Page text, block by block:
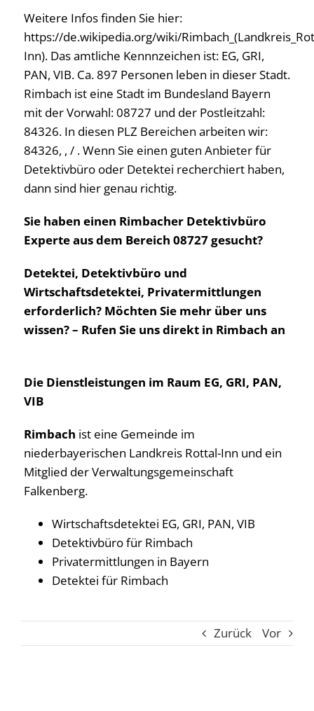
Weitere Infos finden Sie hier:
https://de.wikipedia.org/wiki/
Inn). Das amtliche Kennnzeichen ist: EG, GRI,
PAN, VIB. Ca. 897 Personen leben in dieser Stadt.
Rimbach ist eine Stadt im Bundesland Bayern
mit der Vorwahl: 08727 und der Postleitzahl:
84326. In diesen PLZ Bereichen arbeiten wir:
84326, , / . Wenn Sie einen guten Anbieter für
Detektivbüro oder Detektei recherchiert haben,
dann sind hier genau richtig.
Sie haben einen Rimbacher Detektivbüro
Experte aus dem Bereich 08727 gesucht?
Detektei, Detektivbüro und
Wirtschaftsdetektei, Privatermittlungen
erforderlich? Möchten Sie mehr über uns
wissen? – Rufen Sie uns direkt in Rimbach an
Die Dienstleistungen im Raum EG, GRI, PAN,
VIB
Rimbach ist eine Gemeinde im
niederbayerischen Landkreis Rottal-Inn und ein
Mitglied der Verwaltungsgemeinschaft
Falkenberg.
Wirtschaftsdetektei EG, GRI, PAN, VIB
Detektivbüro für Rimbach
Privatermittlungen in Bayern
Detektei für Rimbach
Zurück Vor